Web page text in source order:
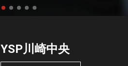
YSP川崎中央